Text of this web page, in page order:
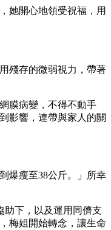
她開心地領受祝福，用
殘存的微弱視力，帶著
膜病變，不得不動手
影響，連帶與家人的關
爆瘦至38公斤。」所幸
助下，以及運用同儕支
梅姐開始轉念，讓生命